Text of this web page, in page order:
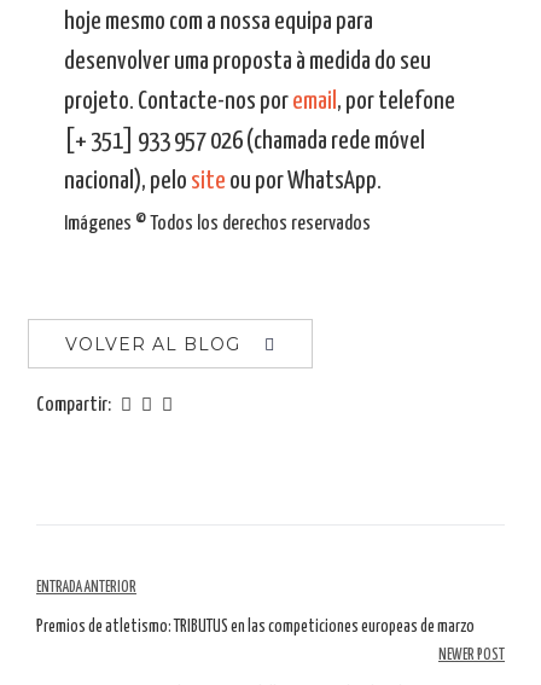
hoje mesmo com a nossa equipa para
desenvolver uma proposta à medida do seu
projeto. Contacte-nos por email , por telefone
[+ 351] 933 957 026 (chamada rede móvel
nacional), pelo site ou por WhatsApp.
Imágenes © Todos los derechos reservados
VOLVER AL BLOG
Compartir:
Navegación
por
ENTRADA ANTERIOR
Premios de atletismo: TRIBUTUS en las competiciones europeas de marzo
NEWER POST